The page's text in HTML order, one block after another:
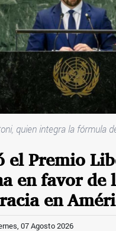
quien integra la fórmula
el Premio
en favor de
en
07 Agosto 2026